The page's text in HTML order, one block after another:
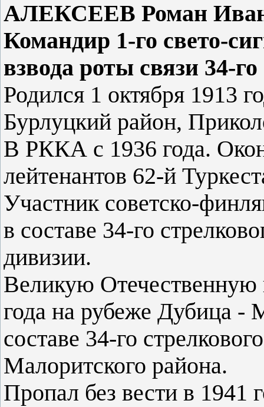
АЛЕКСЕЕВ Роман
Командир 1-го свето-
взвода роты связи 34-
Родился 1 октября 1913
Бурлуцкий район,
В РККА с 1936 года.
лейтенантов 62-й
Участник советско-
в составе 34-го
дивизии.
Великую Отечественную
года на рубеже Дубица -
составе 34-го
Малоритского района.
Пропал без вести в 1941